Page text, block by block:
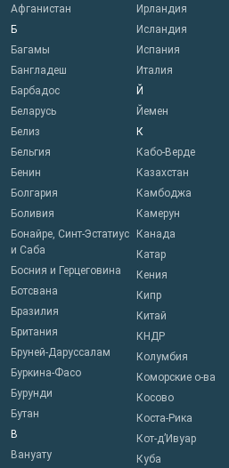
Афганистан
Б
Багамы
Бангладеш
Барбадос
Беларусь
Белиз
Бельгия
Бенин
Болгария
Боливия
Бонайре, Синт-Эстатиус
и Саба
Босния и Герцеговина
Ботсвана
Бразилия
Британия
Бруней-Даруссалам
Буркина-Фасо
Бурунди
Бутан
В
Вануату
Ирландия
Исландия
Испания
Италия
Й
Йемен
К
Кабо-Верде
Казахстан
Камбоджа
Камерун
Канада
Катар
Кения
Кипр
Китай
КНДР
Колумбия
Коморские о-ва
Косово
Коста-Рика
Кот-д’Ивуар
Куба